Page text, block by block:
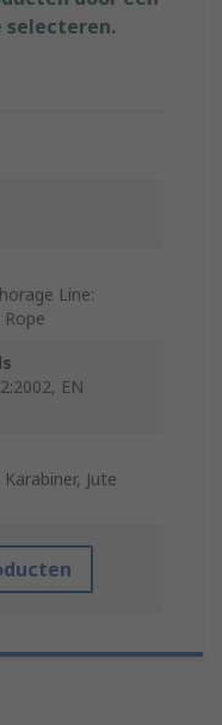
selecteren.
Line:
EN
Jute